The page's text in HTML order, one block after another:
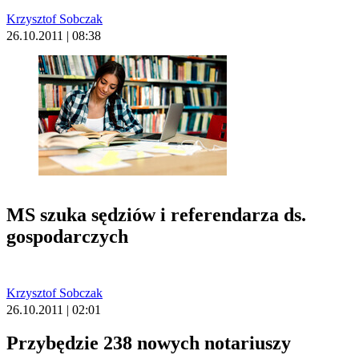
Krzysztof Sobczak
26.10.2011 | 08:38
MS szuka sędziów i referendarza ds.
gospodarczych
Krzysztof Sobczak
26.10.2011 | 02:01
Przybędzie 238 nowych notariuszy